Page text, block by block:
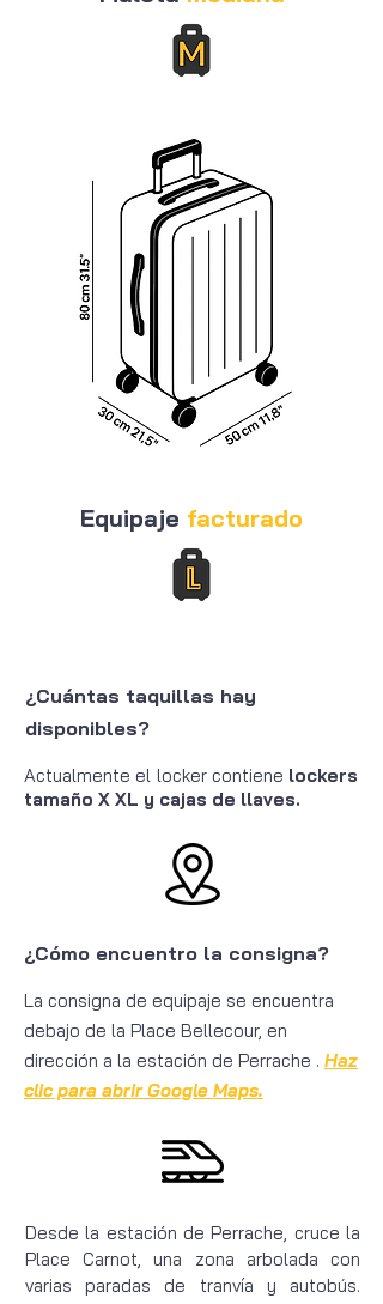
Equipaje facturado
¿Cuántas taquillas hay
disponibles?
Actualmente el locker contiene lockers
tamaño X XL y cajas de llaves.
¿Cómo encuentro la consigna?
La consigna de equipaje se encuentra
debajo de la Place Bellecour, en
dirección a la estación de Perrache . Haz
clic para abrir Google Maps.
Desde la estación de Perrache, cruce la
Place Carnot, una zona arbolada con
varias paradas de tranvía y autobús.